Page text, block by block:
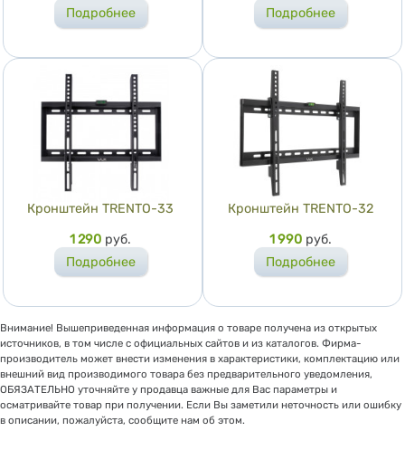
Подробнее
Подробнее
Кронштейн TRENTO-33
Цена
1 290 руб.
Подробнее
Кронштейн TRENTO-32
Цена
1 990 руб.
Подробнее
Внимание! Вышеприведенная информация о товаре получена из открытых
источников, в том числе с официальных сайтов и из каталогов. Фирма-
производитель может внести изменения в характеристики, комплектацию или
внешний вид производимого товара без предварительного уведомления,
ОБЯЗАТЕЛЬНО уточняйте у продавца важные для Вас параметры и
осматривайте товар при получении. Если Вы заметили неточность или ошибку
в описании, пожалуйста, сообщите нам об этом.